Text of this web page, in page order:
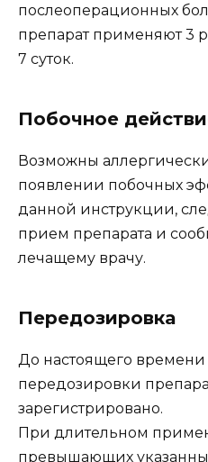
послеоперационных
препарат применяют 3
7 суток.
Побочное
Возможны
появлении побочных
данной инструкции,
прием препарата и
лечащему врачу.
Передозировка
До настоящего времени
передозировки
зарегистрировано.
При длительном
превышающих